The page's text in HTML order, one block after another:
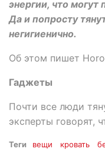
энергии, что
Да и попросту
негигиенично.
Об этом пишет
Гаджеты
Почти все люди
эксперты говорят,
Теги вещи кровать